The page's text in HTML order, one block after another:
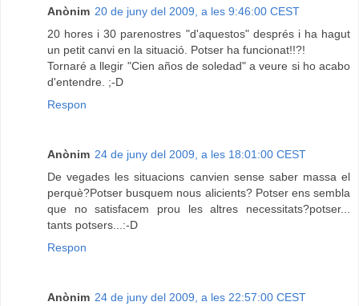
Anònim 20 de juny del 2009, a les 9:46:00 CEST
20 hores i 30 parenostres "d'aquestos" després i ha hagut
un petit canvi en la situació. Potser ha funcionat!!?!
Tornaré a llegir "Cien años de soledad" a veure si ho acabo
d'entendre. ;-D
Respon
Anònim 24 de juny del 2009, a les 18:01:00 CEST
De vegades les situacions canvien sense saber massa el
perquè?Potser busquem nous alicients? Potser ens sembla
que no satisfacem prou les altres necessitats?potser...
tants potsers...:-D
Respon
Anònim 24 de juny del 2009, a les 22:57:00 CEST